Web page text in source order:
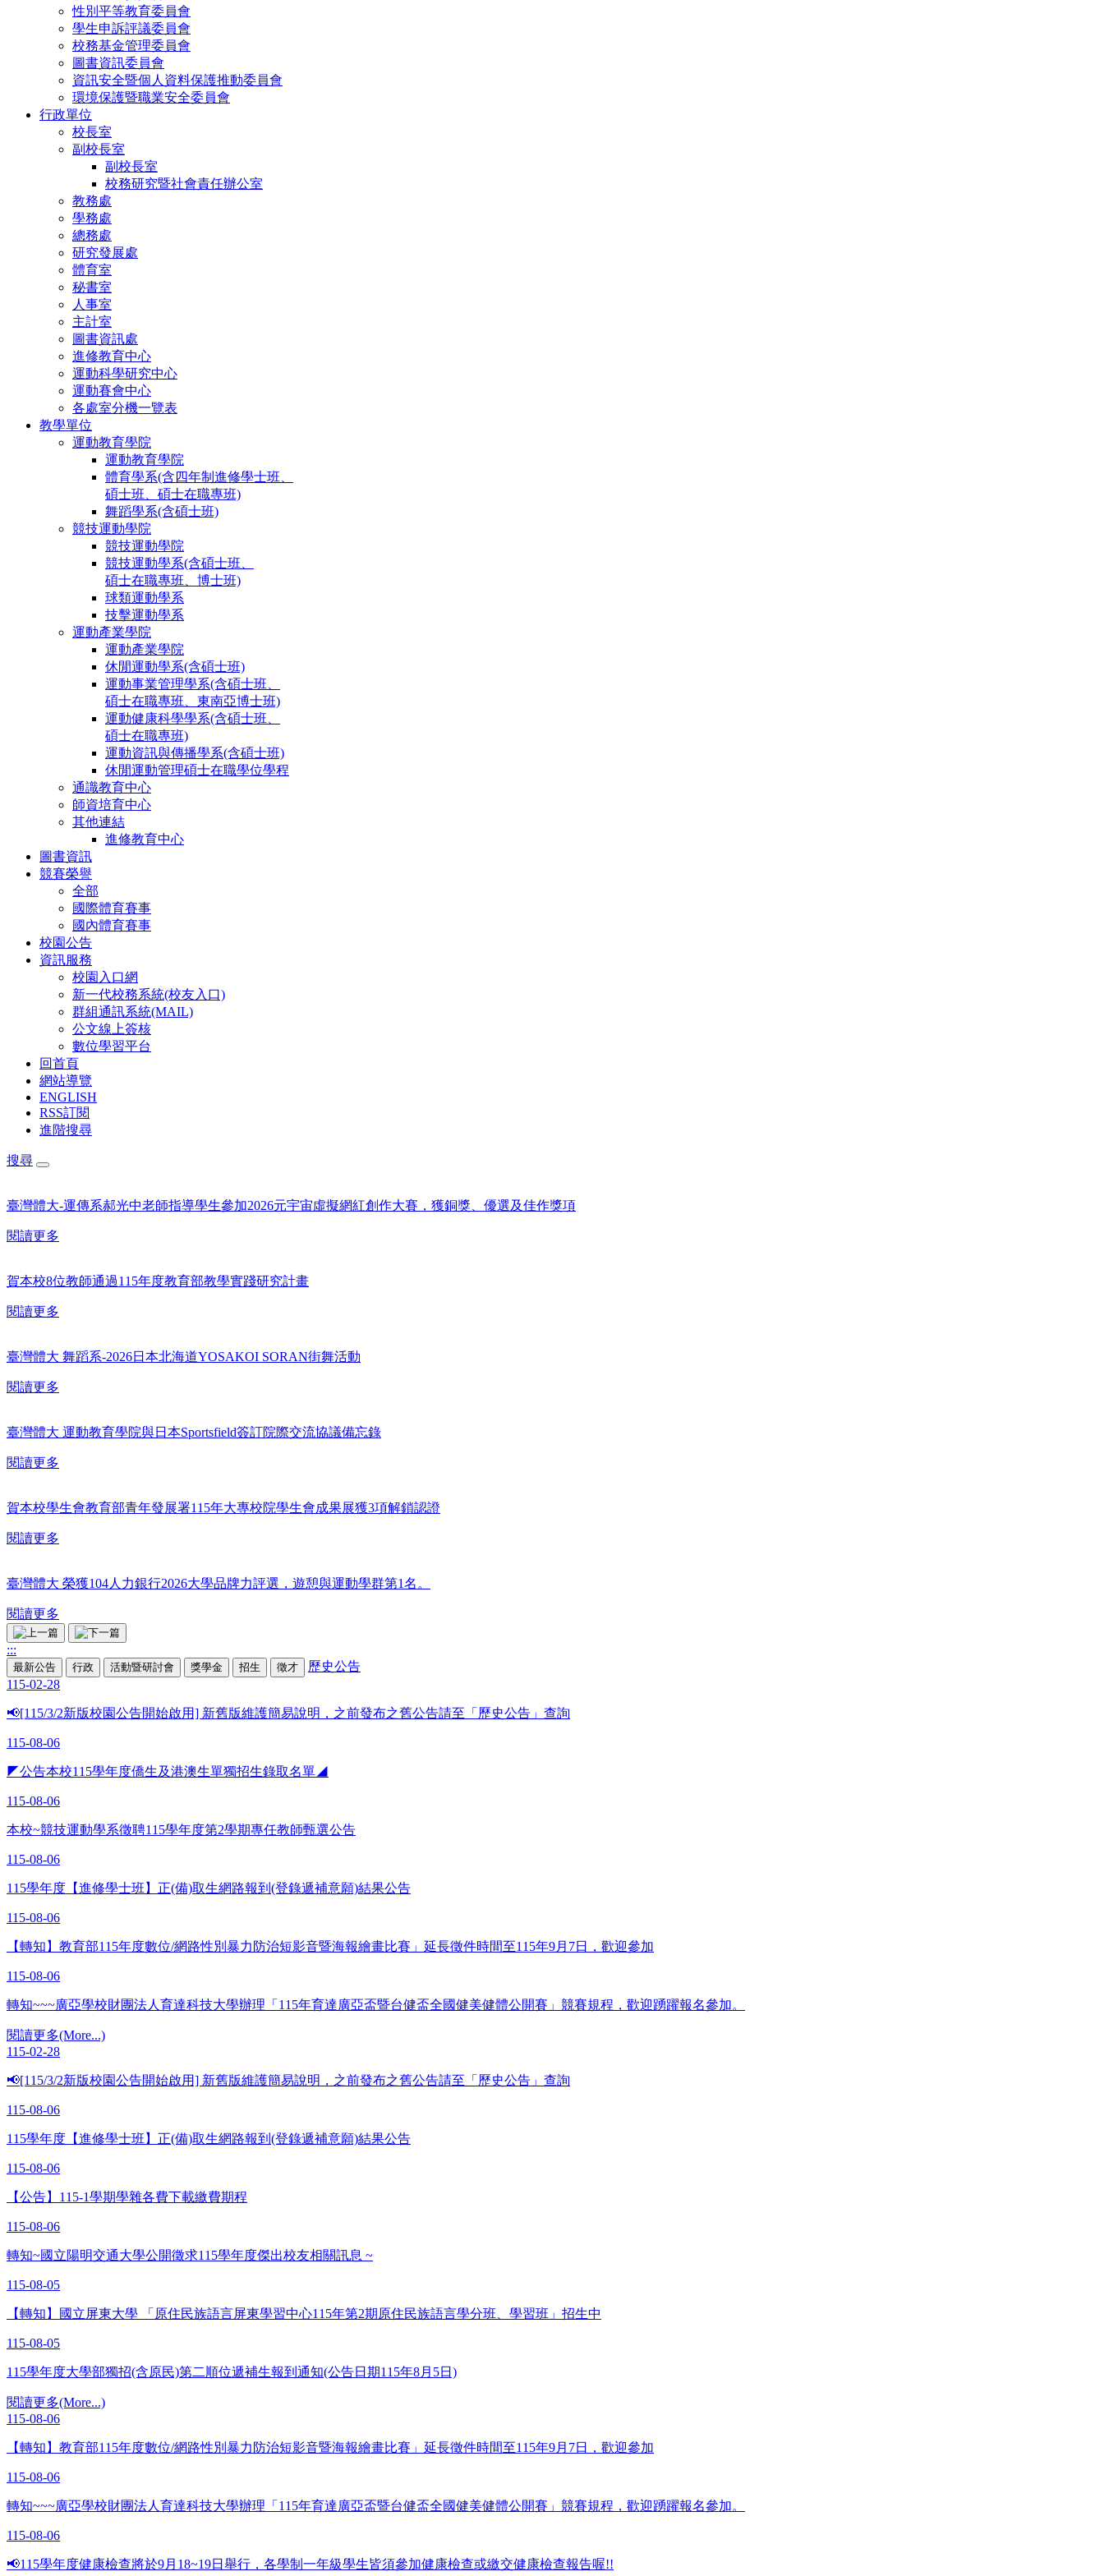
性別平等教育委員會
學生申訴評議委員會
校務基金管理委員會
圖書資訊委員會
資訊安全暨個人資料保護推動委員會
環境保護暨職業安全委員會
行政單位
校長室
副校長室
副校長室
校務研究暨社會責任辦公室
教務處
學務處
總務處
研究發展處
體育室
秘書室
人事室
主計室
圖書資訊處
進修教育中心
運動科學研究中心
運動賽會中心
各處室分機一覽表
教學單位
運動教育學院
運動教育學院
體育學系(含四年制進修學士班、
碩士班、碩士在職專班)
舞蹈學系(含碩士班)
競技運動學院
競技運動學院
競技運動學系(含碩士班、
碩士在職專班、博士班)
球類運動學系
技擊運動學系
運動產業學院
運動產業學院
休閒運動學系(含碩士班)
運動事業管理學系(含碩士班、
碩士在職專班、東南亞博士班)
運動健康科學學系(含碩士班、
碩士在職專班)
運動資訊與傳播學系(含碩士班)
休閒運動管理碩士在職學位學程
通識教育中心
師資培育中心
其他連結
進修教育中心
圖書資訊
競賽榮譽
全部
國際體育賽事
國內體育賽事
校園公告
資訊服務
校園入口網
新一代校務系統(校友入口)
群組通訊系統(MAIL)
公文線上簽核
數位學習平台
回首頁
網站導覽
ENGLISH
RSS訂閱
進階搜尋
搜尋
臺灣體大-運傳系郝光中老師指導學生參加2026元宇宙虛擬網紅創作大賽，獲銅獎、優選及佳作獎項
閱讀更多
賀本校8位教師通過115年度教育部教學實踐研究計畫
閱讀更多
臺灣體大 舞蹈系-2026日本北海道YOSAKOI SORAN街舞活動
閱讀更多
臺灣體大 運動教育學院與日本Sportsfield簽訂院際交流協議備忘錄
閱讀更多
賀本校學生會教育部青年發展署115年大專校院學生會成果展獲3項解鎖認證
閱讀更多
臺灣體大 榮獲104人力銀行2026大學品牌力評選，遊憩與運動學群第1名。
閱讀更多
:::
最新公告 行政 活動暨研討會 獎學金 招生 徵才
歷史公告
115-02-28
📢[115/3/2新版校園公告開始啟用] 新舊版維護簡易說明，之前發布之舊公告請至「歷史公告」查詢
115-08-06
◤公告本校115學年度僑生及港澳生單獨招生錄取名單◢
115-08-06
本校~競技運動學系徵聘115學年度第2學期專任教師甄選公告
115-08-06
115學年度【進修學士班】正(備)取生網路報到(登錄遞補意願)結果公告
115-08-06
【轉知】教育部115年度數位/網路性別暴力防治短影音暨海報繪畫比賽」延長徵件時間至115年9月7日，歡迎參加
115-08-06
轉知~~~廣亞學校財團法人育達科技大學辦理「115年育達廣亞盃暨台健盃全國健美健體公開賽」競賽規程，歡迎踴躍報名參加。
閱讀更多(More...)
115-02-28
📢[115/3/2新版校園公告開始啟用] 新舊版維護簡易說明，之前發布之舊公告請至「歷史公告」查詢
115-08-06
115學年度【進修學士班】正(備)取生網路報到(登錄遞補意願)結果公告
115-08-06
【公告】115-1學期學雜各費下載繳費期程
115-08-06
轉知~國立陽明交通大學公開徵求115學年度傑出校友相關訊息 ~
115-08-05
【轉知】國立屏東大學 「原住民族語言屏東學習中心115年第2期原住民族語言學分班、學習班」招生中
115-08-05
115學年度大學部獨招(含原民)第二順位遞補生報到通知(公告日期115年8月5日)
閱讀更多(More...)
115-08-06
【轉知】教育部115年度數位/網路性別暴力防治短影音暨海報繪畫比賽」延長徵件時間至115年9月7日，歡迎參加
115-08-06
轉知~~~廣亞學校財團法人育達科技大學辦理「115年育達廣亞盃暨台健盃全國健美健體公開賽」競賽規程，歡迎踴躍報名參加。
115-08-06
📢115學年度健康檢查將於9月18~19日舉行，各學制一年級學生皆須參加健康檢查或繳交健康檢查報告喔!!